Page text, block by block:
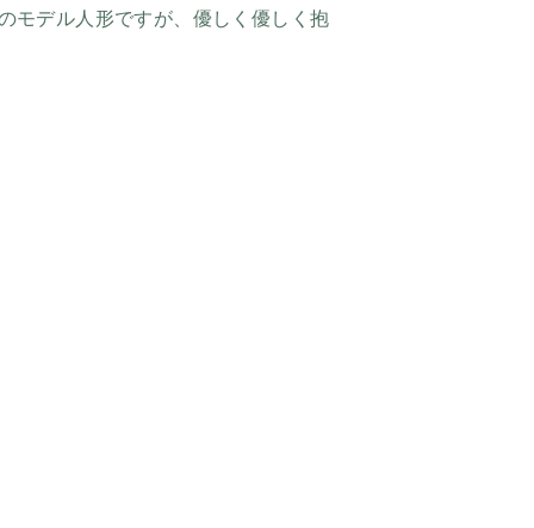
モデル人形ですが、優しく優しく抱